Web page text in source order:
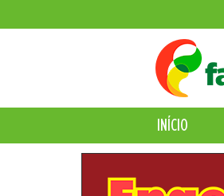
INÍCIO